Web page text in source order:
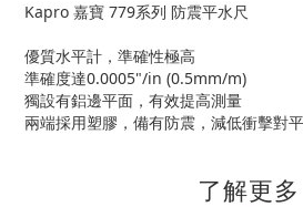
Kapro 嘉寶 779系列 防震平水尺
優質水平計，準確性極高
準確度達0.0005"/in (0.5mm/m)
獨設有鋁邊平面，有效提高測量
兩端採用塑膠，備有防震，減低衝擊對
了解更多